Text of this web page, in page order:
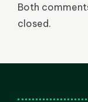
Both
closed.